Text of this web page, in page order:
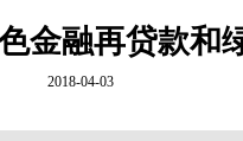
金融再贷款和
2018-04-03